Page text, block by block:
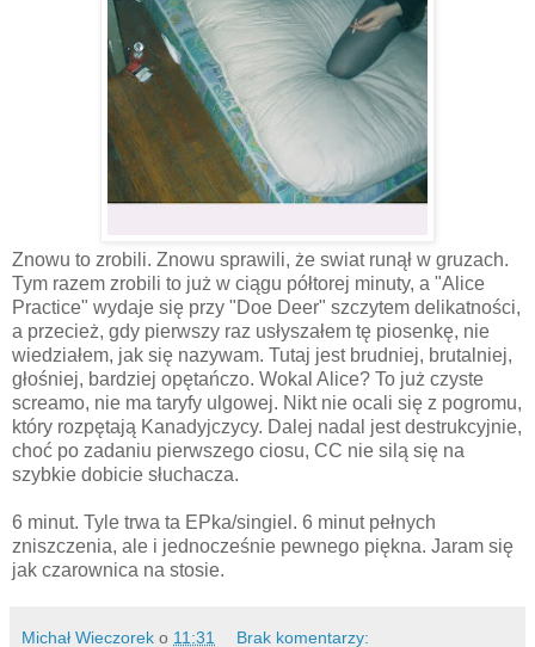
Znowu to zrobili. Znowu sprawili, że swiat runął w gruzach.
Tym razem zrobili to już w ciągu półtorej minuty, a "Alice
Practice" wydaje się przy "Doe Deer" szczytem delikatności,
a przecież, gdy pierwszy raz usłyszałem tę piosenkę, nie
wiedziałem, jak się nazywam. Tutaj jest brudniej, brutalniej,
głośniej, bardziej opętańczo. Wokal Alice? To już czyste
screamo, nie ma taryfy ulgowej. Nikt nie ocali się z pogromu,
który rozpętają Kanadyjczycy. Dalej nadal jest destrukcyjnie,
choć po zadaniu pierwszego ciosu, CC nie silą się na
szybkie dobicie słuchacza.
6 minut. Tyle trwa ta EPka/singiel. 6 minut pełnych
zniszczenia, ale i jednocześnie pewnego piękna. Jaram się
jak czarownica na stosie.
Michał Wieczorek o 11:31 Brak komentarzy: